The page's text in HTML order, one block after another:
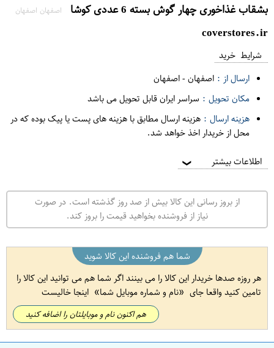
بشقاب غذاخوری چهار گوش بسته 6 عددی کوشا اصفهان اصفهان
coverstores.ir
شرایط خرید
ارسال از : اصفهان-اصفهان
مکان تحویل : سراسر ایران قابل تحویل می باشد
هزینه ارسال : هزینه ارسال مطابق با هزینه های پست یا پیک بوده که در
محل از خریدار اخذ خواهد شد.
اطلاعات بیشتر ❯
از بروز رسانی این کالا بیش از صد روز گذشته است. در صورت
نیاز از فروشنده بخواهید قیمت را بروز کند.
شما هم فروشنده این کالا شوید
هر روزه صدها خریدار این کالا را می بینند اگر شما هم می توانید این کالا را
تامین کنید واقعا جای
نام و شماره موبایل شما اینجا خالیست
هم اکنون نام و موبایلتان را اضافه کنید